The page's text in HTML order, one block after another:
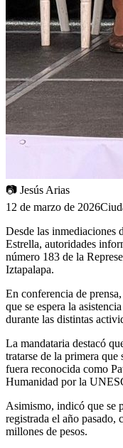
📷 Jesús Arias
12 de marzo de 2026
Desde las inmediaciones
Estrella, autoridades
número 183 de la
Iztapalapa.
En conferencia de
que se espera la
durante las distintas
La mandataria destacó
tratarse de la primera que
fuera reconocida como
Humanidad por la
Asimismo, indicó que se
registrada el año pasado,
millones de pesos.